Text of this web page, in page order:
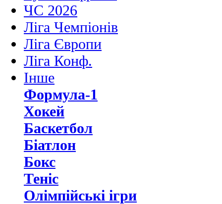
ЧС 2026
Ліга Чемпіонів
Ліга Європи
Ліга Конф.
Інше
Формула-1
Хокей
Баскетбол
Біатлон
Бокс
Теніс
Олімпійські ігри